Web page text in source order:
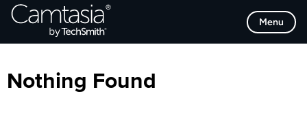
Skip
Menu
Browse Categories
Nothing Found